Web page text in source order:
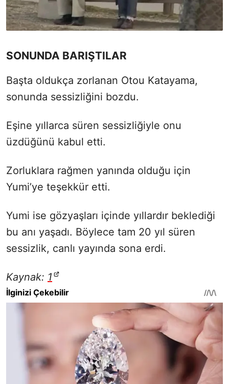
SONUNDA BARIŞTILAR
Başta oldukça zorlanan Otou Katayama,
sonunda sessizliğini bozdu.
Eşine yıllarca süren sessizliğiyle onu
üzdüğünü kabul etti.
Zorluklara rağmen yanında olduğu için
Yumi’ye teşekkür etti.
Yumi ise gözyaşları içinde yıllardır beklediği
bu anı yaşadı. Böylece tam 20 yıl süren
sessizlik, canlı yayında sona erdi.
Kaynak: 1